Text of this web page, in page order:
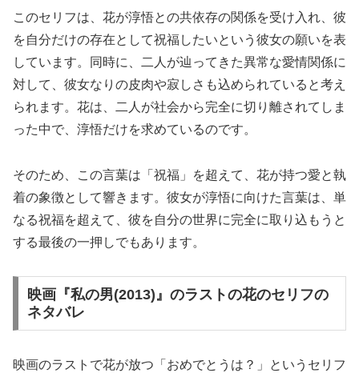
このセリフは、花が淳悟との共依存の関係を受け入れ、彼
を自分だけの存在として祝福したいという彼女の願いを表
しています。同時に、二人が辿ってきた異常な愛情関係に
対して、彼女なりの皮肉や寂しさも込められていると考え
られます。花は、二人が社会から完全に切り離されてしま
った中で、淳悟だけを求めているのです。
そのため、この言葉は「祝福」を超えて、花が持つ愛と執
着の象徴として響きます。彼女が淳悟に向けた言葉は、単
なる祝福を超えて、彼を自分の世界に完全に取り込もうと
する最後の一押しでもあります。
映画『私の男(2013)』のラストの花のセリフの
ネタバレ
映画のラストで花が放つ「おめでとうは？」というセリフ